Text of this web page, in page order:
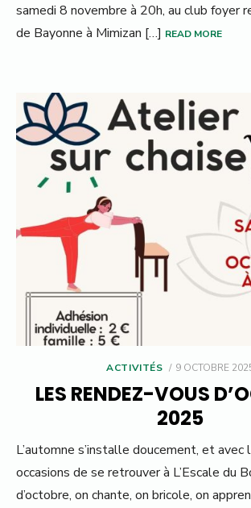
samedi 8 novembre à 20h, au club foyer
de Bayonne à Mimizan […] READ MORE
ACTIVITÉS
POSTED
9 OCTOBRE
LES RENDEZ-VOUS
2025
L’automne s’installe doucement, et
occasions de se retrouver à L’Escale du
d’octobre, on chante, on bricole, on